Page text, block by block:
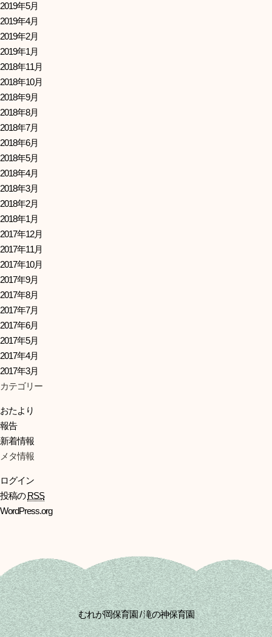
2019年5月
2019年4月
2019年2月
2019年1月
2018年11月
2018年10月
2018年9月
2018年8月
2018年7月
2018年6月
2018年5月
2018年4月
2018年3月
2018年2月
2018年1月
2017年12月
2017年11月
2017年10月
2017年9月
2017年8月
2017年7月
2017年6月
2017年5月
2017年4月
2017年3月
カテゴリー
おたより
報告
新着情報
メタ情報
ログイン
投稿のRSS
WordPress.org
むれが岡保育園 / 滝の神保育園